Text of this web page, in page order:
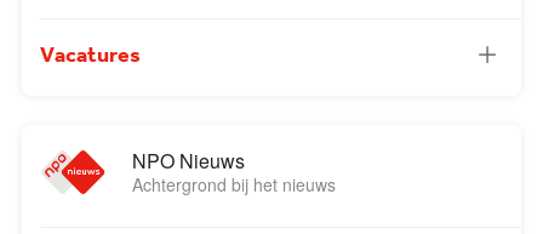
Vacatures
NPO Nieuws
Achtergrond bij het nieuws